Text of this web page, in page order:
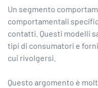
Un segmento
comportamentali
contatti. Questi modelli
tipi di consumatori e
cui rivolgersi.
Questo argomento è